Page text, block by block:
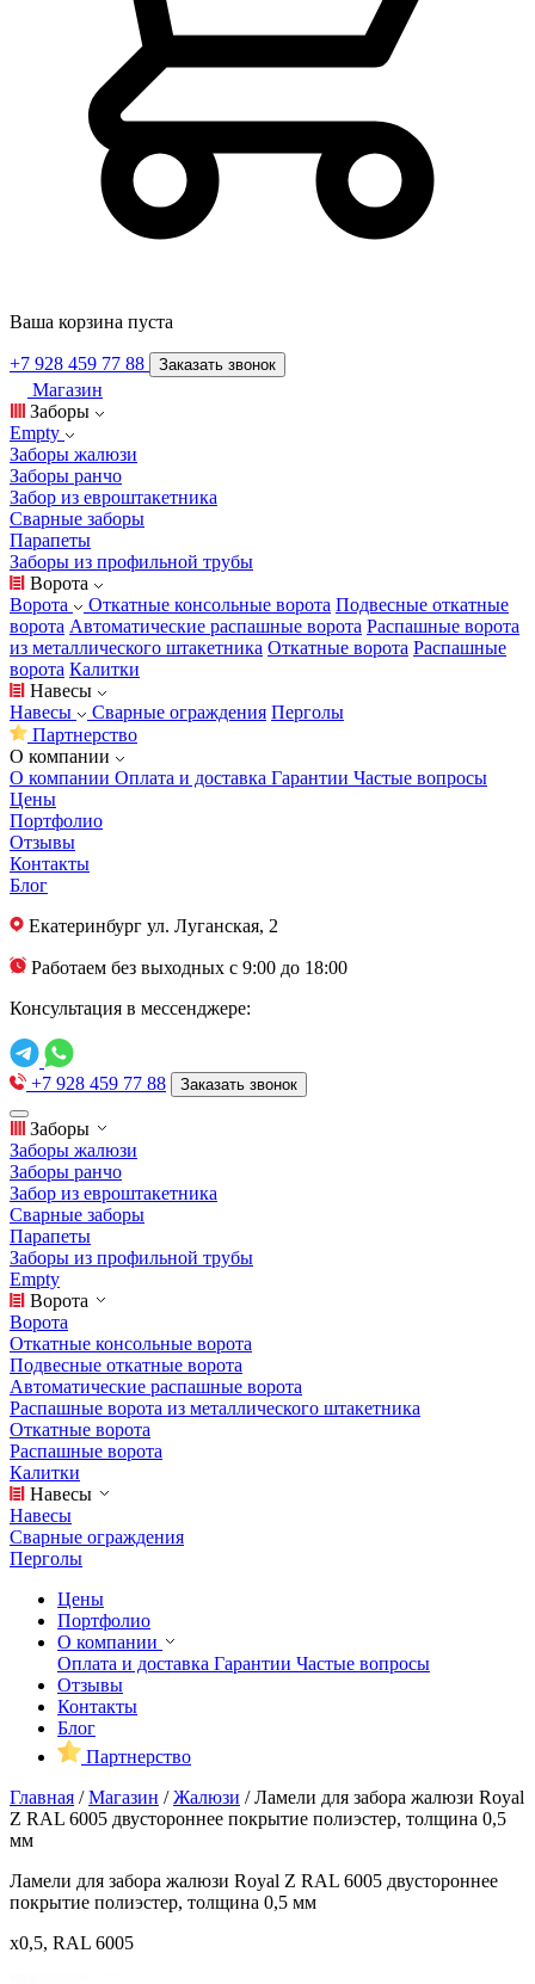
Ваша корзина пуста
+7 928 459 77 88 Заказать звонок
Магазин
Заборы
Empty
Заборы жалюзи
Заборы ранчо
Забор из евроштакетника
Сварные заборы
Парапеты
Заборы из профильной трубы
Ворота
Ворота
Откатные консольные ворота Подвесные откатные
ворота Автоматические распашные ворота Распашные ворота
из металлического штакетника Откатные ворота Распашные
ворота Калитки
Навесы
Навесы
Сварные ограждения Перголы
Партнерство
О компании
О компании Оплата и доставка Гарантии Частые вопросы
Цены
Портфолио
Отзывы
Контакты
Блог
Екатеринбург ул. Луганская, 2
Работаем без выходных с 9:00 до 18:00
Консультация в мессенджере:
+7 928 459 77 88 Заказать звонок
Заборы
Заборы жалюзи
Заборы ранчо
Забор из евроштакетника
Сварные заборы
Парапеты
Заборы из профильной трубы
Empty
Ворота
Ворота
Откатные консольные ворота
Подвесные откатные ворота
Автоматические распашные ворота
Распашные ворота из металлического штакетника
Откатные ворота
Распашные ворота
Калитки
Навесы
Навесы
Сварные ограждения
Перголы
Цены
Портфолио
О компании
Оплата и доставка Гарантии Частые вопросы
Отзывы
Контакты
Блог
Партнерство
Главная /Магазин /Жалюзи /Ламели для забора жалюзи Royal
Z RAL 6005 двустороннее покрытие полиэстер, толщина 0,5
мм
Ламели для забора жалюзи Royal Z RAL 6005 двустороннее
покрытие полиэстер, толщина 0,5 мм
x0,5, RAL 6005